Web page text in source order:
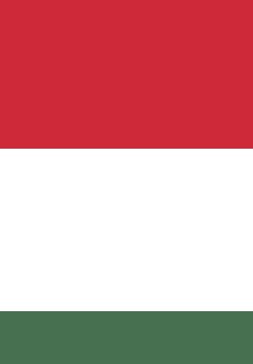
igazi különlegesség Csíkcsicsó
saját receptjei alapján készülnek,
új ízekre nyitottaknak sós
körében a barackos után az
• Foglalás • Bolti átvétel Rendelj a Hamm
Romania
Palacsintázó